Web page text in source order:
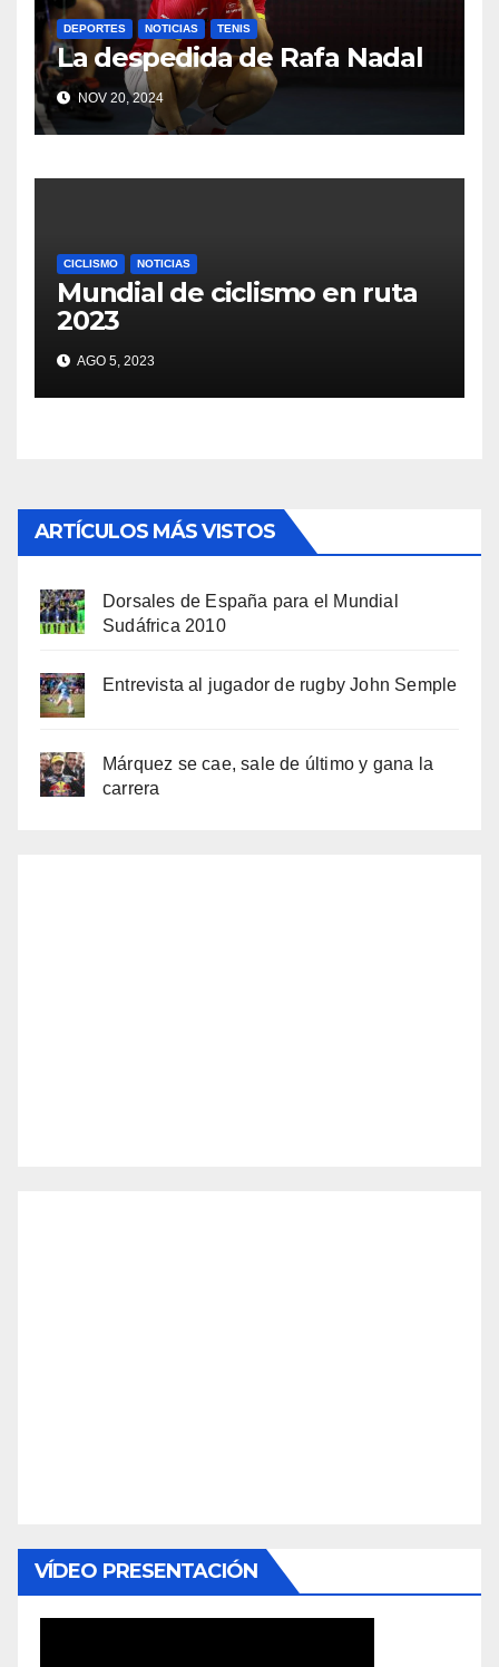
DEPORTES NOTICIAS TENIS
La despedida de Rafa Nadal
NOV 20, 2024
CICLISMO NOTICIAS
Mundial de ciclismo en ruta
2023
AGO 5, 2023
ARTÍCULOS MÁS VISTOS
Dorsales de España para el Mundial
Sudáfrica 2010
Entrevista al jugador de rugby John Semple
Márquez se cae, sale de último y gana la
carrera
VÍDEO PRESENTACIÓN